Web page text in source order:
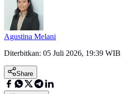
Agustina Melani
Diterbitkan: 05 Juli 2026, 19:39 WIB
Share